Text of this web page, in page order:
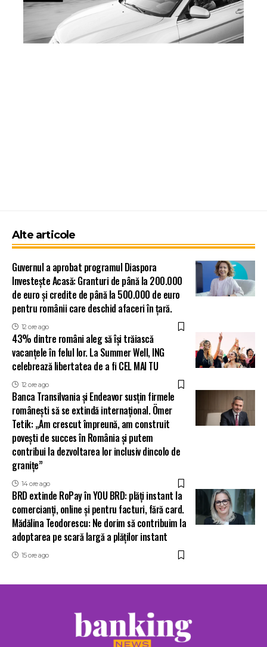
Alte articole
Guvernul a aprobat programul Diaspora
Investește Acasă: Granturi de până la 200.000
de euro și credite de până la 500.000 de euro
pentru românii care deschid afaceri în țară.
12 ore ago
43% dintre români aleg să își trăiască
vacanțele în felul lor. La Summer Well, ING
celebrează libertatea de a fi CEL MAI TU
12 ore ago
Banca Transilvania și Endeavor susțin firmele
românești să se extindă internațional. Ömer
Tetik: „Am crescut împreună, am construit
povești de succes în România și putem
contribui la dezvoltarea lor inclusiv dincolo de
granițe”
14 ore ago
BRD extinde RoPay în YOU BRD: plăți instant la
comercianți, online și pentru facturi, fără card.
Mădălina Teodorescu: Ne dorim să contribuim la
adoptarea pe scară largă a plăților instant
15 ore ago